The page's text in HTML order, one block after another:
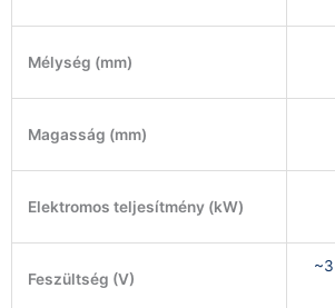
Mélység (mm)
Magasság (mm)
Elektromos teljesítmény (kW)
Feszültség (V)